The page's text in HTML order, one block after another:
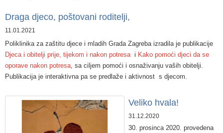
​Draga djeco, poštovani roditelji,
11.01.2021
Poliklinika za zaštitu djece i mladih Grada Zagreba izradila je publikacije
Djeca i obitelji prije, tijekom i nakon potresa i Kako pomoći djeci da se
oporave nakon potresa , sa ciljem pomoći i osnaživanju vaših obitelji.
Publikacija je interaktivna pa se predlaže i aktivnost s djecom.
Veliko hvala!
31.12.2020
30. prosinca 2020. provedena